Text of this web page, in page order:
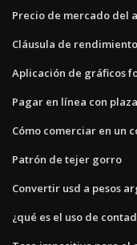
Precio de mercado del
Cláusula de
Aplicación de gráficos
Pagar en línea con plaza
Cómo comerciar en un
Patrón de tejer gorro
Convertir usd a pesos
¿qué es el uso de